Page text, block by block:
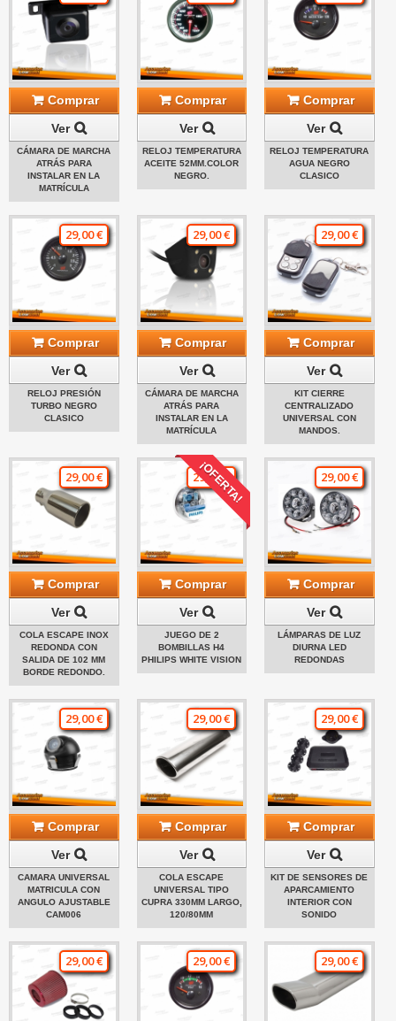
Comprar
Ver
CÁMARA DE MARCHA
ATRÁS PARA
INSTALAR EN LA
MATRÍCULA
Comprar
Ver
RELOJ TEMPERATURA
ACEITE 52MM.COLOR
NEGRO.
Comprar
Ver
RELOJ TEMPERATURA
AGUA NEGRO
CLASICO
29,00 €
Comprar
Ver
RELOJ PRESIÓN
TURBO NEGRO
CLASICO
29,00 €
Comprar
Ver
CÁMARA DE MARCHA
ATRÁS PARA
INSTALAR EN LA
MATRÍCULA
29,00 €
Comprar
Ver
KIT CIERRE
CENTRALIZADO
UNIVERSAL CON
MANDOS.
29,00 €
Comprar
Ver
COLA ESCAPE INOX
REDONDA CON
SALIDA DE 102 MM
BORDE REDONDO.
¡OFERTA!
29,00 €
Comprar
Ver
JUEGO DE 2
BOMBILLAS H4
PHILIPS WHITE VISION
29,00 €
Comprar
Ver
LÁMPARAS DE LUZ
DIURNA LED
REDONDAS
29,00 €
Comprar
Ver
CAMARA UNIVERSAL
MATRICULA CON
ANGULO AJUSTABLE
CAM006
29,00 €
Comprar
Ver
COLA ESCAPE
UNIVERSAL TIPO
CUPRA 330MM LARGO,
120/80MM
29,00 €
Comprar
Ver
KIT DE SENSORES DE
APARCAMIENTO
INTERIOR CON
SONIDO
29,00 € 29,00 € 29,00 €